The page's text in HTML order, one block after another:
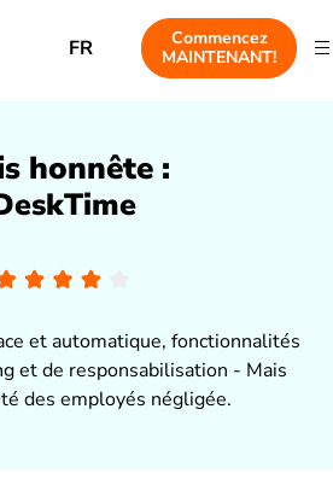
FR
Commencez
MAINTENANT!
honnête :
et automatique, fonctionnalités
et de responsabilisation - Mais
des employés négligée.